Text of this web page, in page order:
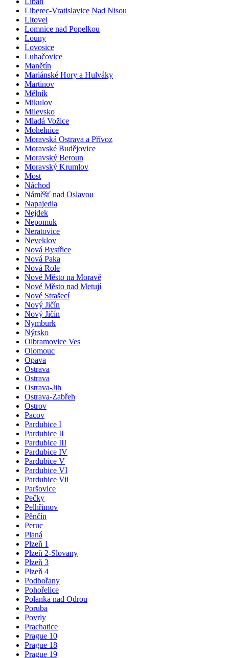
Liberec-Vratislavice Nad Nisou
Litovel
Lomnice nad Popelkou
Louny
Lovosice
Luhačovice
Manětín
Mariánské Hory a Hulváky
Martinov
Mělník
Mikulov
Milevsko
Mladá Vožice
Mohelnice
Moravská Ostrava a Přívoz
Moravské Budějovice
Moravský Beroun
Moravský Krumlov
Most
Náchod
Náměšť nad Oslavou
Napajedla
Nejdek
Nepomuk
Neratovice
Neveklov
Nová Bystřice
Nová Paka
Nová Role
Nové Město na Moravě
Nové Město nad Metují
Nové Strašecí
Nový Jičín
Nový Jičín
Nymburk
Nýrsko
Olbramovice Ves
Olomouc
Opava
Ostrava
Ostrava
Ostrava-Jih
Ostrava-Zabřeh
Ostrov
Pacov
Pardubice I
Pardubice II
Pardubice III
Pardubice IV
Pardubice V
Pardubice VI
Pardubice Vii
Paršovice
Pečky
Pelhřimov
Pěnčín
Peruc
Planá
Plzeň 1
Plzeň 2-Slovany
Plzeň 3
Plzeň 4
Podbořany
Pohořelice
Polanka nad Odrou
Poruba
Povrly
Prachatice
Prague 10
Prague 18
Prague 19